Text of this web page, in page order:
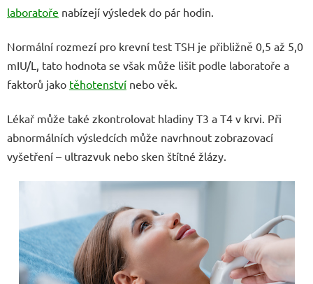
laboratoře nabízejí výsledek do pár hodin.
Normální rozmezí pro krevní test TSH je přibližně 0,5 až 5,0
mIU/L, tato hodnota se však může lišit podle laboratoře a
faktorů jako těhotenství nebo věk.
Lékař může také zkontrolovat hladiny T3 a T4 v krvi. Při
abnormálních výsledcích může navrhnout zobrazovací
vyšetření – ultrazvuk nebo sken štítné žlázy.